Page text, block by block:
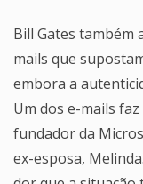
Bill Gates também
mails que
embora a
Um dos e-mails
fundador da
ex-esposa,